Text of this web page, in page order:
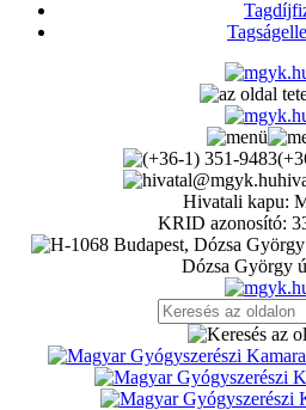
Hivatali kapu:
KRID azonosító:
Dózsa György